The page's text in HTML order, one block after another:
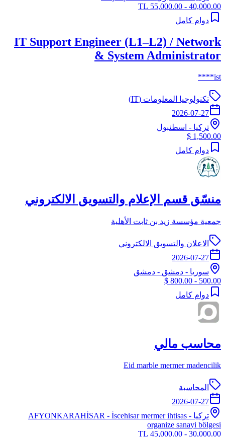
40,000.00 - 55,000.00 TL
دوام كامل
IT Support Engineer (L1–L2) / Network
& System Administrator
ist****
تكنولوجيا المعلومات (IT)
2026-07-27
تركيا - اسطنبول
1,500.00 $
دوام كامل
منسّق قسم الإعلام والتسويق الالكتروني
جمعية مؤسسة زيد بن ثابت الأهلية
الاعلان والتسويق الالكتروني
2026-07-27
سوريا - دمشق - دمشق
500.00 - 800.00 $
دوام كامل
محاسب مالي
Eid marble mermer madencilik
المحاسبة
2026-07-27
تركيا -
AFYONKARAHİSAR - İscehisar mermer ihtisas
organize sanayi bölgesi
30,000.00 - 45,000.00 TL